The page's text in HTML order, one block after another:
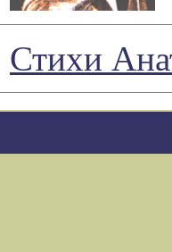
Стихи